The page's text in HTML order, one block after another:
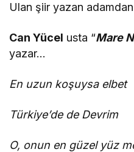
Ulan şiir yazan
Can Yücel usta “Mare
yazar…
En uzun koşuysa elbet
Türkiye’de de Devrim
O, onun en güzel yüz